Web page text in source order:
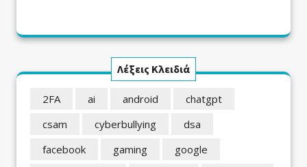
Λέξεις Κλειδιά
2FA ai android
chatgpt
csam
cyberbullying
dsa
facebook
gaming
google